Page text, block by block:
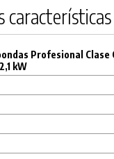
características
Profesional Clase
kW